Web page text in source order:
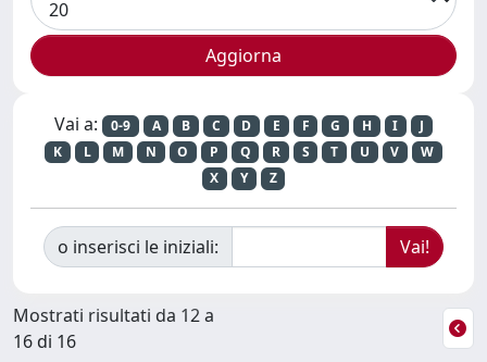
Vai a: 0-9 A B C D E F G H I
J
K
L M N O P Q R S T U V
W
X
Y Z
o inserisci le iniziali:
Mostrati risultati da 12 a
16 di 16